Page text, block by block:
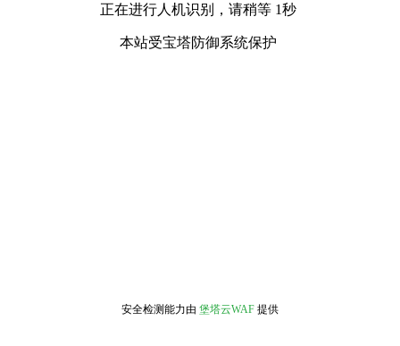
正在进行人机识别，请稍等 1秒
本站受宝塔防御系统保护
安全检测能力由 堡塔云WAF 提供